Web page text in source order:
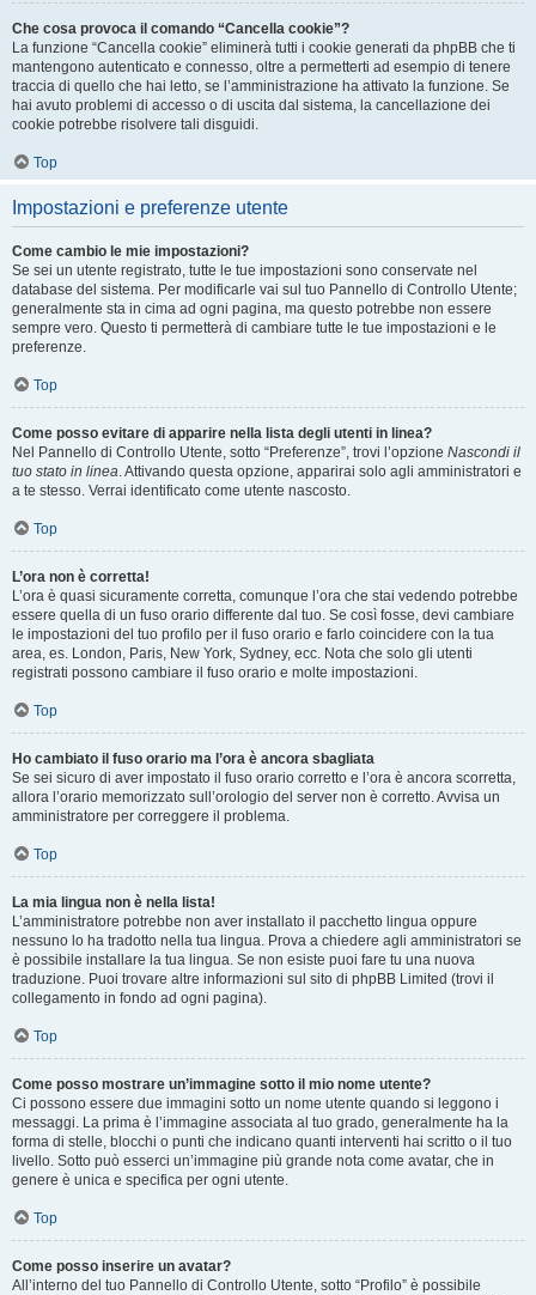
Che cosa provoca il comando “Cancella cookie”?
La funzione “Cancella cookie” eliminerà tutti i cookie generati da phpBB che ti
mantengono autenticato e connesso, oltre a permetterti ad esempio di tenere
traccia di quello che hai letto, se l’amministrazione ha attivato la funzione. Se
hai avuto problemi di accesso o di uscita dal sistema, la cancellazione dei
cookie potrebbe risolvere tali disguidi.
Top
Impostazioni e preferenze utente
Come cambio le mie impostazioni?
Se sei un utente registrato, tutte le tue impostazioni sono conservate nel
database del sistema. Per modificarle vai sul tuo Pannello di Controllo Utente;
generalmente sta in cima ad ogni pagina, ma questo potrebbe non essere
sempre vero. Questo ti permetterà di cambiare tutte le tue impostazioni e le
preferenze.
Top
Come posso evitare di apparire nella lista degli utenti in linea?
Nel Pannello di Controllo Utente, sotto “Preferenze”, trovi l’opzione Nascondi il
tuo stato in linea. Attivando questa opzione, apparirai solo agli amministratori e
a te stesso. Verrai identificato come utente nascosto.
Top
L’ora non è corretta!
L’ora è quasi sicuramente corretta, comunque l’ora che stai vedendo potrebbe
essere quella di un fuso orario differente dal tuo. Se così fosse, devi cambiare
le impostazioni del tuo profilo per il fuso orario e farlo coincidere con la tua
area, es. London, Paris, New York, Sydney, ecc. Nota che solo gli utenti
registrati possono cambiare il fuso orario e molte impostazioni.
Top
Ho cambiato il fuso orario ma l’ora è ancora sbagliata
Se sei sicuro di aver impostato il fuso orario corretto e l’ora è ancora scorretta,
allora l’orario memorizzato sull’orologio del server non è corretto. Avvisa un
amministratore per correggere il problema.
Top
La mia lingua non è nella lista!
L’amministratore potrebbe non aver installato il pacchetto lingua oppure
nessuno lo ha tradotto nella tua lingua. Prova a chiedere agli amministratori se
è possibile installare la tua lingua. Se non esiste puoi fare tu una nuova
traduzione. Puoi trovare altre informazioni sul sito di phpBB Limited (trovi il
collegamento in fondo ad ogni pagina).
Top
Come posso mostrare un’immagine sotto il mio nome utente?
Ci possono essere due immagini sotto un nome utente quando si leggono i
messaggi. La prima è l’immagine associata al tuo grado, generalmente ha la
forma di stelle, blocchi o punti che indicano quanti interventi hai scritto o il tuo
livello. Sotto può esserci un’immagine più grande nota come avatar, che in
genere è unica e specifica per ogni utente.
Top
Come posso inserire un avatar?
All’interno del tuo Pannello di Controllo Utente, sotto “Profilo” è possibile